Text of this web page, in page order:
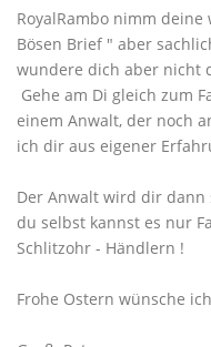
RoyalRambo nimm
Bösen Brief " aber
wundere dich aber nicht
Gehe am Di gleich zum
einem Anwalt, der noch
ich dir aus eigener
Der Anwalt wird dir dann
du selbst kannst es nur
Schlitzohr - Händlern !
Frohe Ostern wünsche ich